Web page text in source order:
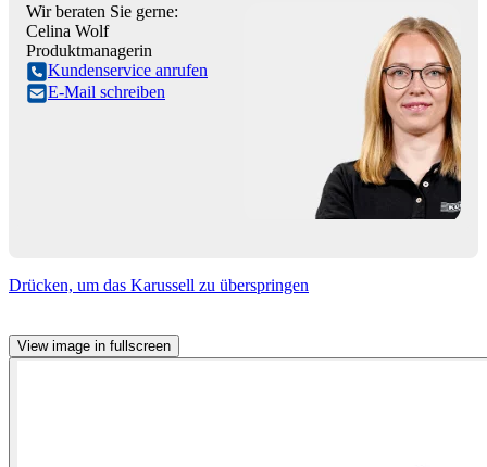
Wir beraten Sie gerne:
Celina Wolf
Produktmanagerin
Kundenservice anrufen
E-Mail schreiben
Drücken, um das Karussell zu überspringen
View image in fullscreen